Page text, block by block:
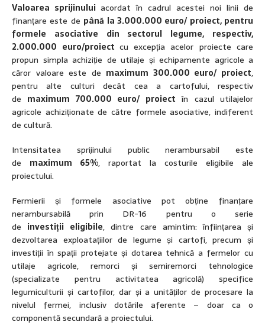
Valoarea sprijinului acordat în cadrul acestei noi linii de
finanțare este de până la 3.000.000 euro/ proiect, pentru
formele asociative din sectorul legume, respectiv,
2.000.000 euro/proiect cu excepția acelor proiecte care
propun simpla achiziție de utilaje și echipamente agricole a
căror valoare este de maximum 300.000 euro/ proiect,
pentru alte culturi decât cea a cartofului, respectiv
de maximum 700.000 euro/ proiect în cazul utilajelor
agricole achiziționate de către formele asociative, indiferent
de cultură.
Intensitatea sprijinului public nerambursabil este
de maximum 65%, raportat la costurile eligibile ale
proiectului.
Fermierii și formele asociative pot obține finanțare
nerambursabilă prin DR-16 pentru o serie
de investiții eligibile, dintre care amintim: înființarea și
dezvoltarea exploatațiilor de legume și cartofi, precum și
investiții în spații protejate și dotarea tehnică a fermelor cu
utilaje agricole, remorci și semiremorci tehnologice
(specializate pentru activitatea agricolă) specifice
legumiculturii și cartofilor, dar și a unităților de procesare la
nivelul fermei, inclusiv dotările aferente – doar ca o
componentă secundară a proiectului.